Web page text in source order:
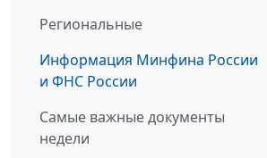
Региональные
Информация Минфина России
и ФНС России
Самые важные документы
недели